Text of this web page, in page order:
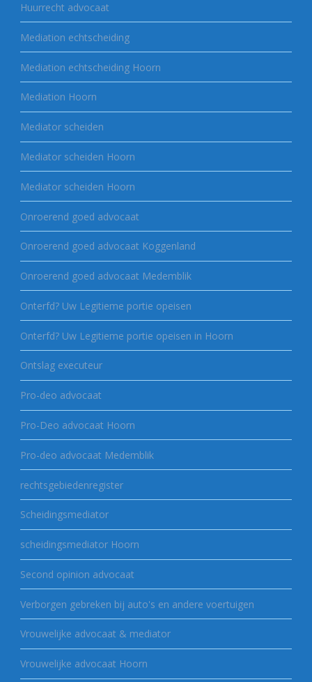
Huurrecht advocaat
Mediation echtscheiding
Mediation echtscheiding Hoorn
Mediation Hoorn
Mediator scheiden
Mediator scheiden Hoorn
Mediator scheiden Hoorn
Onroerend goed advocaat
Onroerend goed advocaat Koggenland
Onroerend goed advocaat Medemblik
Onterfd? Uw Legitieme portie opeisen
Onterfd? Uw Legitieme portie opeisen in Hoorn
Ontslag executeur
Pro-deo advocaat
Pro-Deo advocaat Hoorn
Pro-deo advocaat Medemblik
rechtsgebiedenregister
Scheidingsmediator
scheidingsmediator Hoorn
Second opinion advocaat
Verborgen gebreken bij auto's en andere voertuigen
Vrouwelijke advocaat & mediator
Vrouwelijke advocaat Hoorn